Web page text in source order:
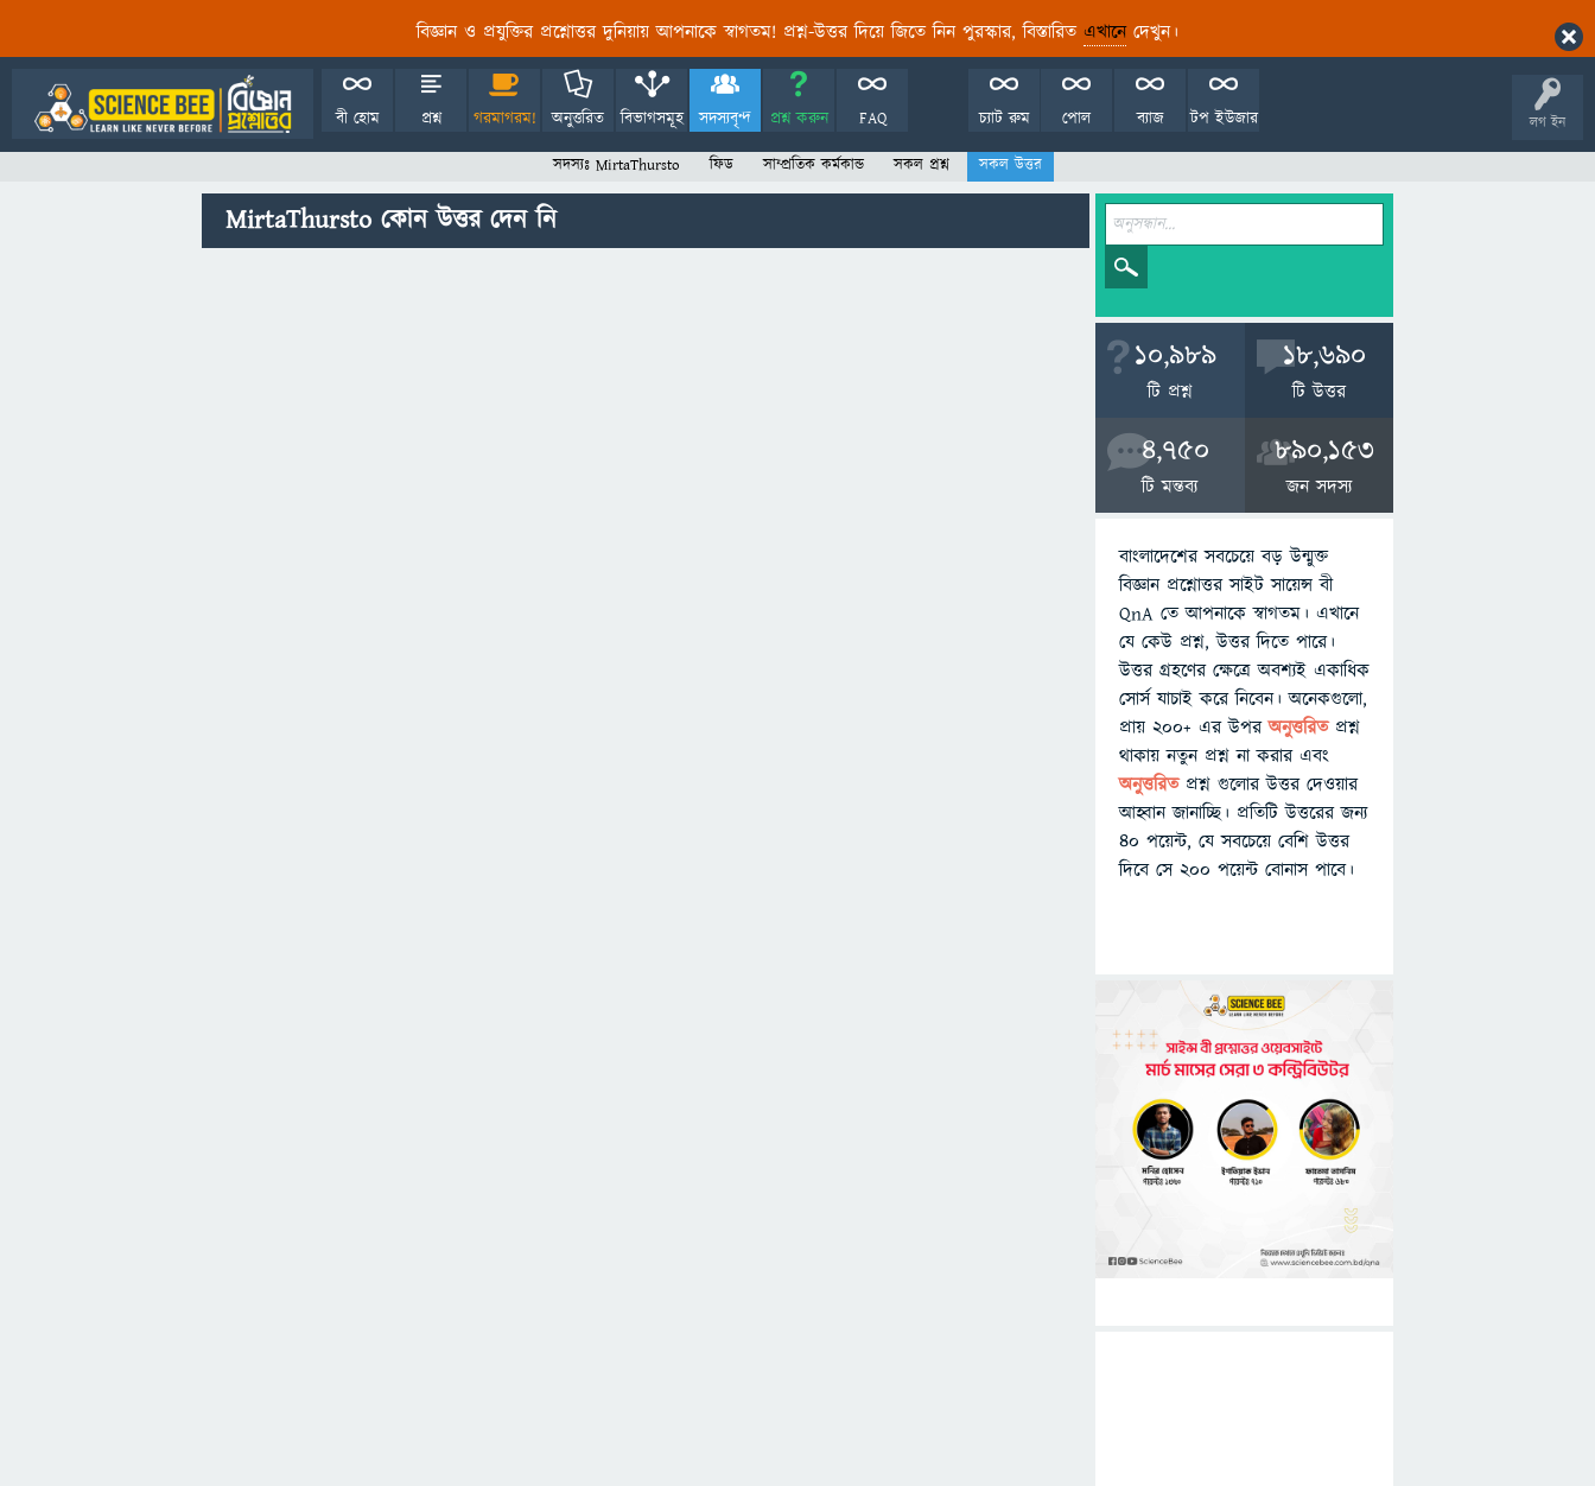
বিজ্ঞান ও প্রযুক্তির প্রশ্নোত্তর দুনিয়ায় আপনাকে স্বাগতম! প্রশ্ন-উত্তর দিয়ে জিতে নিন পুরস্কার, বিস্তারিত এখানেদেখুন।
লগ ইন
বী হোম প্রশ্ন গরমাগরম! অনুত্তরিত বিভাগসমূহ সদস্যবৃন্দ প্রশ্ন করুন FAQ টপ ইউজার
ব্যাজ
পোল
চ্যাট রুম
সদস্যঃ MirtaThursto ফিড সাম্প্রতিক কর্মকান্ড সকল প্রশ্ন সকল উত্তর
MirtaThursto কোন উত্তর দেন নি
10,989
টি প্রশ্ন
18,690
টি উত্তর
4,750
টি মন্তব্য
890,153
জন সদস্য
বাংলাদেশের সবচেয়ে বড় উন্মুক্ত
বিজ্ঞান প্রশ্নোত্তর সাইট সায়েন্স বী
QnA তে আপনাকে স্বাগতম। এখানে
যে কেউ প্রশ্ন, উত্তর দিতে পারে।
উত্তর গ্রহণের ক্ষেত্রে অবশ্যই একাধিক
সোর্স যাচাই করে নিবেন। অনেকগুলো,
প্রায় ২০০+ এর উপরঅনুত্তরিতপ্রশ্ন
থাকায় নতুন প্রশ্ন না করার এবং
অনুত্তরিত প্রশ্ন গুলোর উত্তর দেওয়ার
আহ্বান জানাচ্ছি। প্রতিটি উত্তরের জন্য
৪০ পয়েন্ট, যে সবচেয়ে বেশি উত্তর
দিবে সে ২০০ পয়েন্ট বোনাস পাবে।